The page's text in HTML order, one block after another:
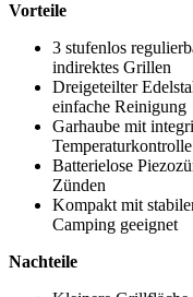
Vorteile
3 stufenlos
indirektes Grillen
Dreigeteilter
einfache Reinigung
Garhaube mit
Temperaturkontrolle
Batterielose
Zünden
Kompakt mit
Camping geeignet
Nachteile